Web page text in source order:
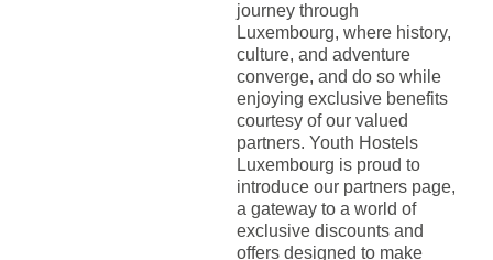
journey through
Luxembourg, where history,
culture, and adventure
converge, and do so while
enjoying exclusive benefits
courtesy of our valued
partners. Youth Hostels
Luxembourg is proud to
introduce our partners page,
a gateway to a world of
exclusive discounts and
offers designed to make